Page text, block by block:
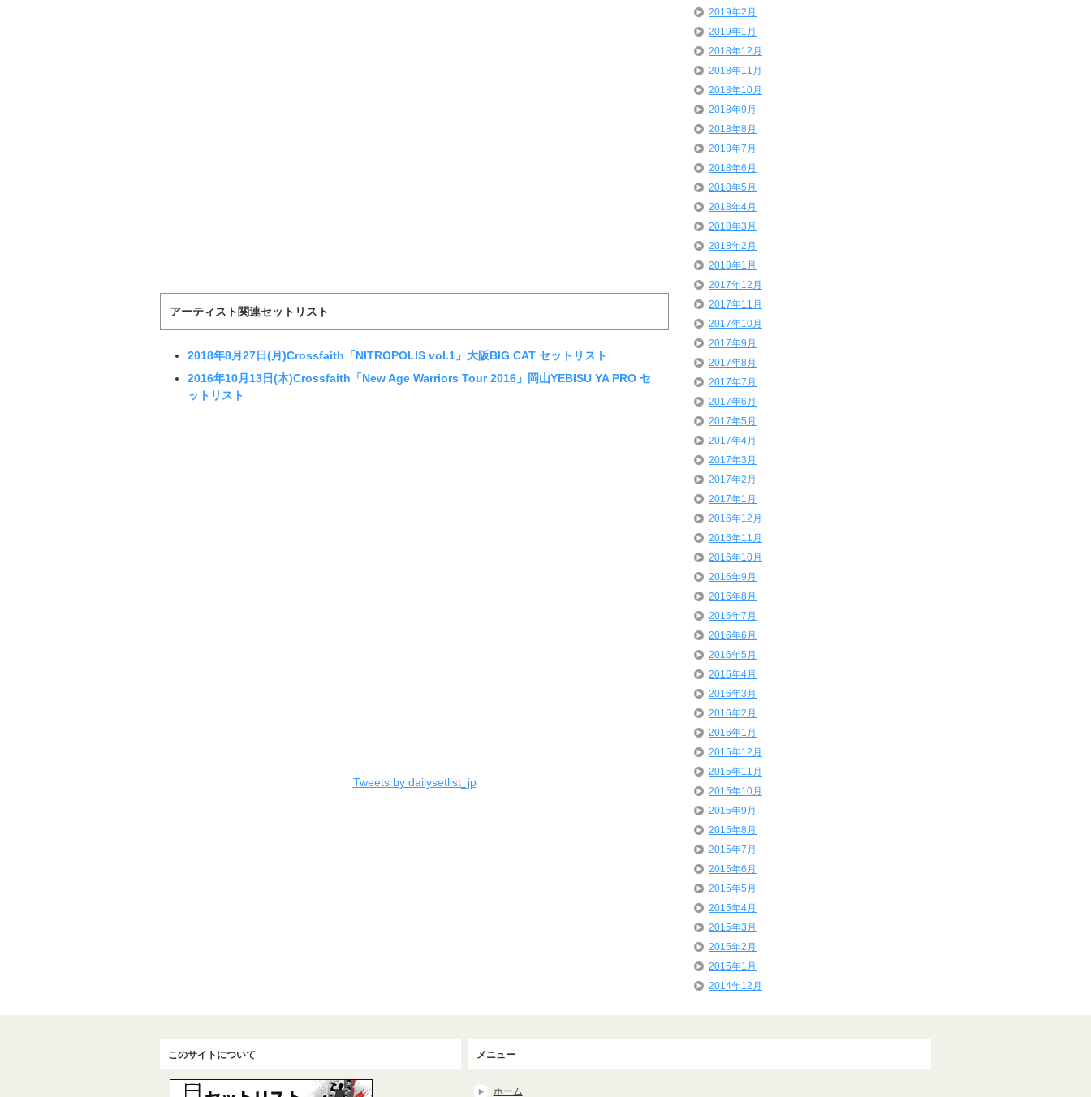
アーティスト関連セットリスト
2018年8月27日(月)Crossfaith「NITROPOLIS vol.1」大阪BIG CAT セットリスト
2016年10月13日(木)Crossfaith「New Age Warriors Tour 2016」岡山YEBISU YA PRO セ
ットリスト
Tweets by dailysetlist_jp
2019年2月
2019年1月
2018年12月
2018年11月
2018年10月
2018年9月
2018年8月
2018年7月
2018年6月
2018年5月
2018年4月
2018年3月
2018年2月
2018年1月
2017年12月
2017年11月
2017年10月
2017年9月
2017年8月
2017年7月
2017年6月
2017年5月
2017年4月
2017年3月
2017年2月
2017年1月
2016年12月
2016年11月
2016年10月
2016年9月
2016年8月
2016年7月
2016年6月
2016年5月
2016年4月
2016年3月
2016年2月
2016年1月
2015年12月
2015年11月
2015年10月
2015年9月
2015年8月
2015年7月
2015年6月
2015年5月
2015年4月
2015年3月
2015年2月
2015年1月
2014年12月
このサイトについて メニュー
ホーム